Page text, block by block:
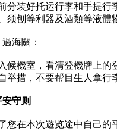
分装好托运行李和手提行
须刨等利器及酒類等液體
海關：
候機室，看清登機牌上的
举措，不要帮目生人拿行
安守则
您在本次遊览途中自己的